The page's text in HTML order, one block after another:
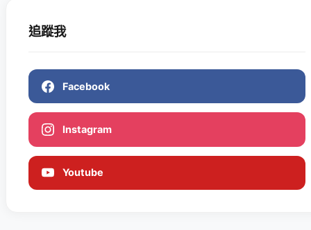
追蹤我
Facebook
Instagram
Youtube